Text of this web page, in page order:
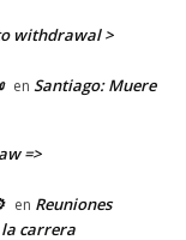
to withdrawal >
en Santiago: Muere
=>
en Reuniones
la carrera